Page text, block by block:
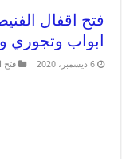
ابواب وتجوري
6 ديسمبر، 2020 فتح